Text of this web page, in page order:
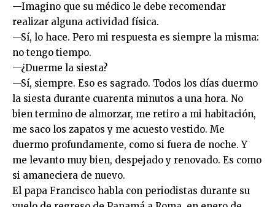
—Imagino que su médico le debe recomendar
realizar alguna actividad física.
—Sí, lo hace. Pero mi respuesta es siempre la misma:
no tengo tiempo.
—¿Duerme la siesta?
—Sí, siempre. Eso es sagrado. Todos los días duermo
la siesta durante cuarenta minutos a una hora. No
bien termino de almorzar, me retiro a mi habitación,
me saco los zapatos y me acuesto vestido. Me
duermo profundamente, como si fuera de noche. Y
me levanto muy bien, despejado y renovado. Es como
si amaneciera de nuevo.
El papa Francisco habla con periodistas durante su